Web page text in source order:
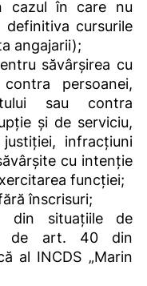
cazul în care nu
cursurile
angajarii);
săvârșirea cu
persoanei,
sau contra
și de serviciu,
infracțiuni
cu intenție
funcției;
înscrisuri;
situațiile de
de art. 40 din
al INCDS „Marin